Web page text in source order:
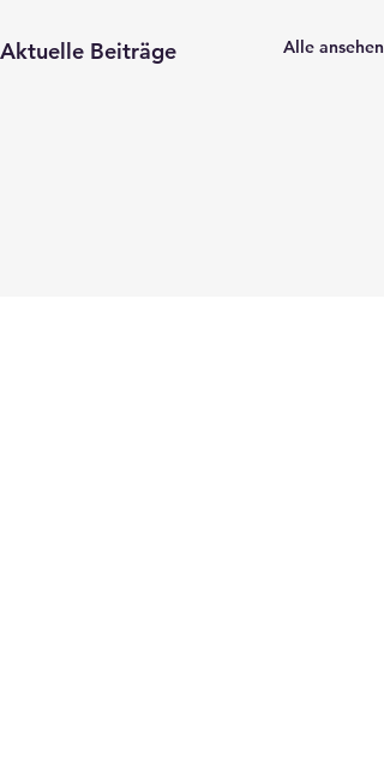
Aktuelle Beiträge Alle ansehen